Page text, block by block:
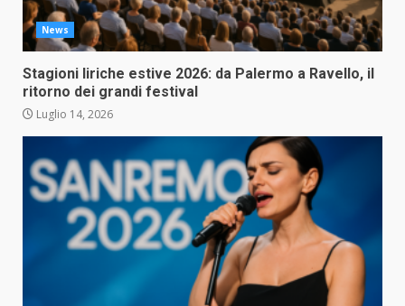
News
Stagioni liriche estive 2026: da Palermo a Ravello, il
ritorno dei grandi festival
Luglio 14, 2026